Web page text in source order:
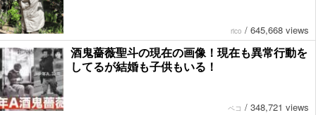
rico / 645,668 views
酒鬼薔薇聖斗の現在の画像！現在も異常行動を
してるが結婚も子供もいる！
ペコ / 348,721 views